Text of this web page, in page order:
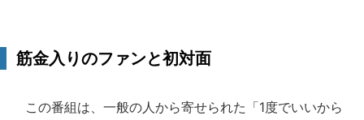
筋金入りのファンと初対面
この番組は、一般の人から寄せられた「1度でいいから